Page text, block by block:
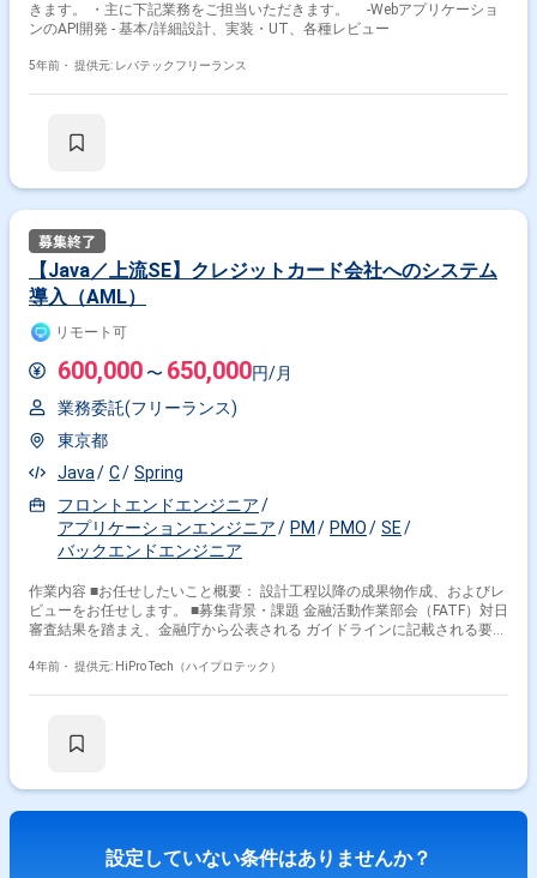
きます。 ・主に下記業務をご担当いただきます。 -Webアプリケーショ
ンのAPI開発 - 基本/詳細設計、実装・UT、各種レビュー
5年前・ 提供元: レバテックフリーランス
【Java／上流SE】クレジットカード会社へのシステム
導入（AML）
リモート可
600,000 〜 650,000円/月
業務委託(フリーランス)
東京都
Java
C
Spring
フロントエンドエンジニア
アプリケーションエンジニア
PM PMO
SE
バックエンドエンジニア
作業内容 ■お任せしたいこと概要： 設計工程以降の成果物作成、およびレ
ビューをお任せします。 ■募集背景・課題 金融活動作業部会（FATF）対日
審査結果を踏まえ、金融庁から公表される ガイドラインに記載される要件
入（AMLシステム）を検討しています。 6月末よりプロジェクトを開始
4年前・ 提供元: HiPro Tech（ハイプロテック）
設定していない条件はありませんか？